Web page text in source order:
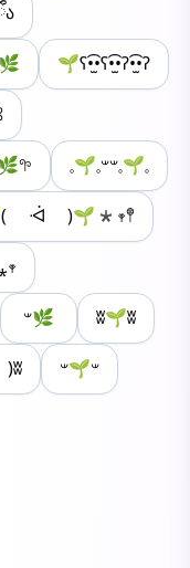
🌱ʕ•̫͡•ʕ•̫͡•ʔ•̫͡•ʔ
𓈒🌱𓈒𐤔𐤔𓈒🌱𓈒
ᐙ )🌱*𖥧𖤣
𐤔🌿 ʬ🌱ʬ
𐤔🌱𐤔